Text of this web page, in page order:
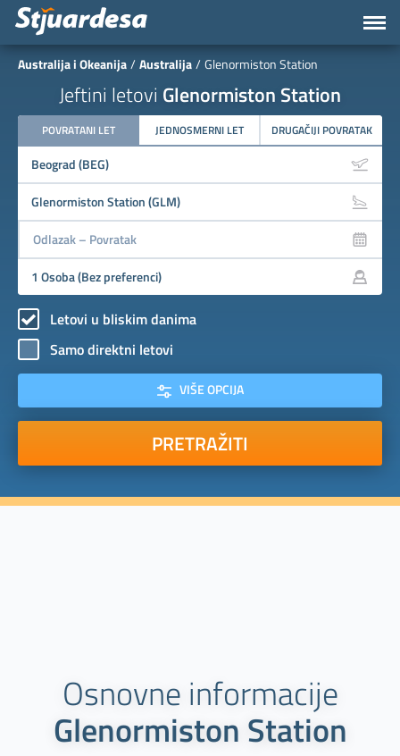
Australija i Okeanija Australija Glenormiston Station
Jeftini letovi Glenormiston Station
POVRATANI LET JEDNOSMERNI LET DRUGAČIJI POVRATAK
Letovi u bliskim danima
Samo direktni letovi
VIŠE OPCIJA
PRETRAŽITI
Osnovne informacije
Glenormiston Station